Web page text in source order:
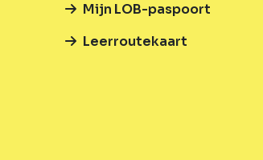
Mijn LOB-paspoort
Leerroutekaart